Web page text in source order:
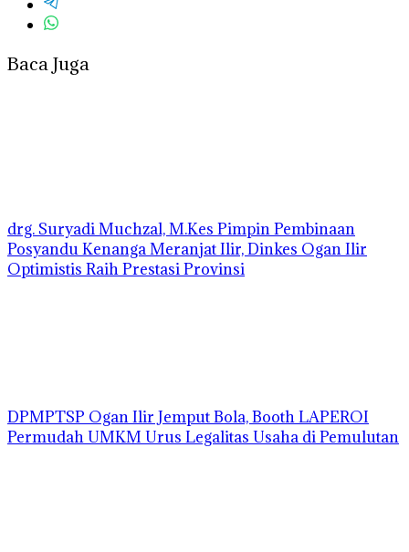
Baca Juga
drg. Suryadi Muchzal, M.Kes Pimpin Pembinaan
Posyandu Kenanga Meranjat Ilir, Dinkes Ogan Ilir
Optimistis Raih Prestasi Provinsi
DPMPTSP Ogan Ilir Jemput Bola, Booth LAPEROI
Permudah UMKM Urus Legalitas Usaha di Pemulutan